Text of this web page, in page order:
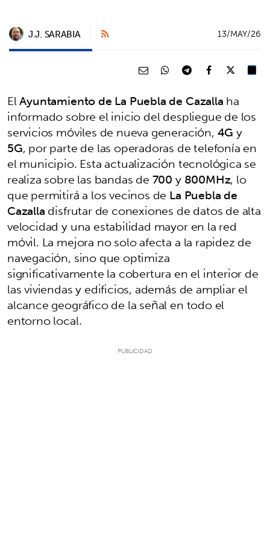
J.J. SARABIA 13/MAY/26
ElAyuntamiento de La Puebla de Cazallaha
informado sobre el inicio del despliegue de los
servicios móviles de nueva generación,4Gy
5G, por parte de las operadoras de telefonía en
el municipio. Esta actualización tecnológica se
realiza sobre las bandas de700y800MHz, lo
que permitirá a los vecinos de La Puebla de
Cazalladisfrutar de conexiones de datos de alta
velocidad y una estabilidad mayor en la red
móvil. La mejora no solo afecta a la rapidez de
navegación, sino que optimiza
significativamente la cobertura en el interior de
las viviendas y edificios, además de ampliar el
alcance geográfico de la señal en todo el
entorno local.